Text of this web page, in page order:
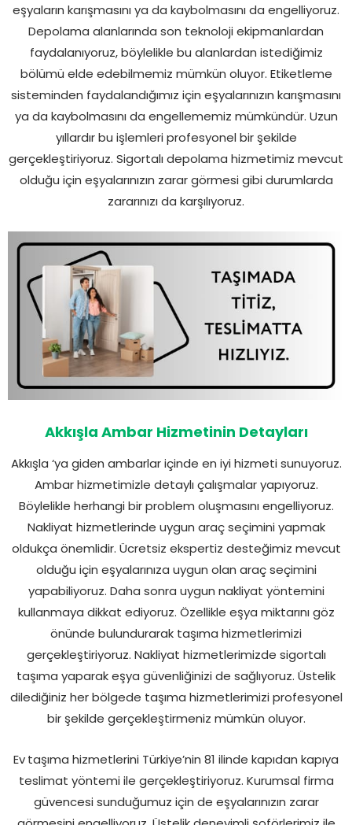
eşyaların karışmasını ya da kaybolmasını da engelliyoruz.
Depolama alanlarında son teknoloji ekipmanlardan
faydalanıyoruz, böylelikle bu alanlardan istediğimiz
bölümü elde edebilmemiz mümkün oluyor. Etiketleme
sisteminden faydalandığımız için eşyalarınızın karışmasını
ya da kaybolmasını da engellememiz mümkündür. Uzun
yıllardır bu işlemleri profesyonel bir şekilde
gerçekleştiriyoruz. Sigortalı depolama hizmetimiz mevcut
olduğu için eşyalarınızın zarar görmesi gibi durumlarda
zararınızı da karşılıyoruz.
Akkışla Ambar Hizmetinin Detayları
Akkışla ‘ya giden ambarlar içinde en iyi hizmeti sunuyoruz.
Ambar hizmetimizle detaylı çalışmalar yapıyoruz.
Böylelikle herhangi bir problem oluşmasını engelliyoruz.
Nakliyat hizmetlerinde uygun araç seçimini yapmak
oldukça önemlidir. Ücretsiz ekspertiz desteğimiz mevcut
olduğu için eşyalarınıza uygun olan araç seçimini
yapabiliyoruz. Daha sonra uygun nakliyat yöntemini
kullanmaya dikkat ediyoruz. Özellikle eşya miktarını göz
önünde bulundurarak taşıma hizmetlerimizi
gerçekleştiriyoruz. Nakliyat hizmetlerimizde sigortalı
taşıma yaparak eşya güvenliğinizi de sağlıyoruz. Üstelik
dilediğiniz her bölgede taşıma hizmetlerimizi profesyonel
bir şekilde gerçekleştirmeniz mümkün oluyor.
Evtaşıma hizmetlerini Türkiye’nin 81 ilinde kapıdan kapıya
teslimat yöntemi ile gerçekleştiriyoruz. Kurumsal firma
güvencesi sunduğumuz için de eşyalarınızın zarar